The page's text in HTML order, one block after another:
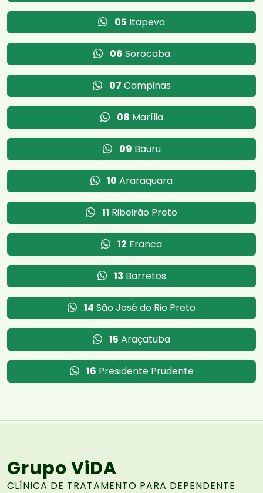
05 Itapeva
06 Sorocaba
07 Campinas
08 Marília
09 Bauru
10 Araraquara
11 Ribeirão Preto
12 Franca
13 Barretos
14 São José do Rio Preto
15 Araçatuba
16 Presidente Prudente
Grupo ViDA
CLÍNICA DE TRATAMENTO PARA DEPENDENTE